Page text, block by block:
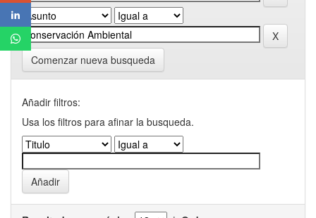
Comenzar nueva busqueda
Añadir filtros:
Usa los filtros para afinar la busqueda.